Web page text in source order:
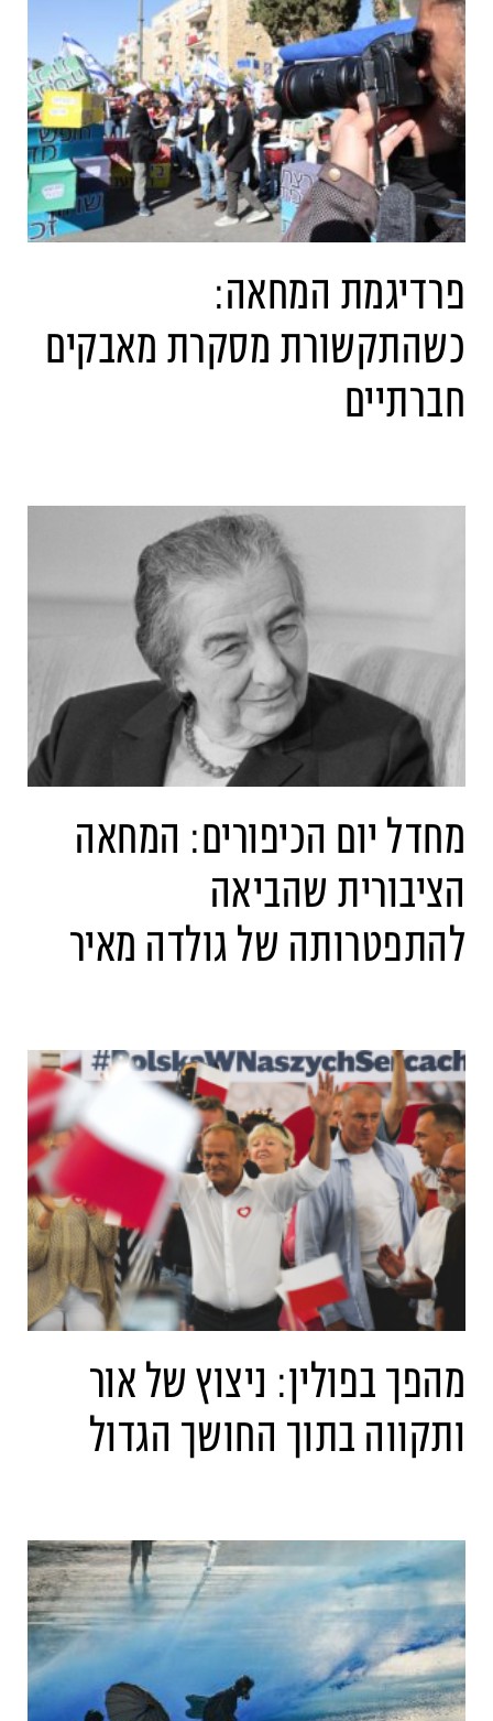
פרדיגמת המחאה:
כשהתקשורת מסקרת מאבקים
חברתיים
מחדל יום הכיפורים: המחאה
הציבורית שהביאה
להתפטרותה של גולדה מאיר
מהפך בפולין: ניצוץ של אור
ותקווה בתוך החושך הגדול